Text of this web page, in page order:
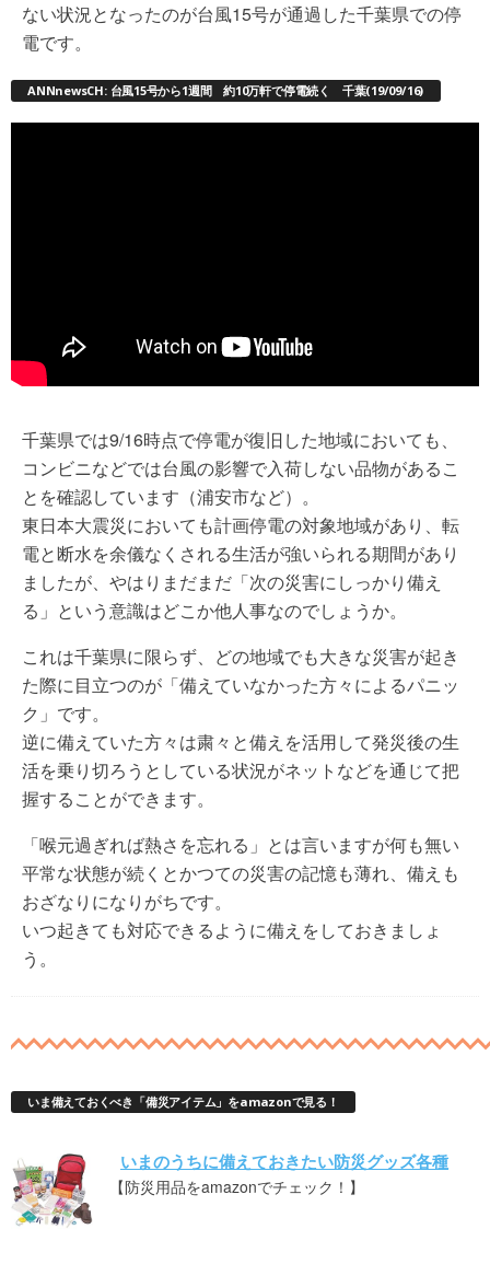
ない状況となったのが台風15号が通過した千葉県での停
電です。
ANNnewsCH: 台風15号から1週間 約10万軒で停電続く 千葉(19/09/16)
千葉県では9/16時点で停電が復旧した地域においても、
コンビニなどでは台風の影響で入荷しない品物があるこ
とを確認しています（浦安市など）。
東日本大震災においても計画停電の対象地域があり、転
電と断水を余儀なくされる生活が強いられる期間があり
ましたが、やはりまだまだ「次の災害にしっかり備え
る」という意識はどこか他人事なのでしょうか。
これは千葉県に限らず、どの地域でも大きな災害が起き
た際に目立つのが「備えていなかった方々によるパニッ
ク」です。
逆に備えていた方々は粛々と備えを活用して発災後の生
活を乗り切ろうとしている状況がネットなどを通じて把
握することができます。
「喉元過ぎれば熱さを忘れる」とは言いますが何も無い
平常な状態が続くとかつての災害の記憶も薄れ、備えも
おざなりになりがちです。
いつ起きても対応できるように備えをしておきましょ
う。
いま備えておくべき「備災アイテム」をamazonで見る！
いまのうちに備えておきたい防災グッズ各種
【防災用品をamazonでチェック！】